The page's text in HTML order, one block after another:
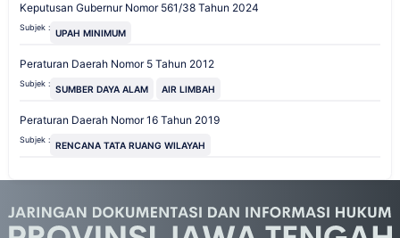
Keputusan Gubernur Nomor 561/38 Tahun 2024
Subjek : UPAH MINIMUM
Peraturan Daerah Nomor 5 Tahun 2012
Subjek : SUMBER DAYA ALAM AIR LIMBAH
Peraturan Daerah Nomor 16 Tahun 2019
Subjek : RENCANA TATA RUANG WILAYAH